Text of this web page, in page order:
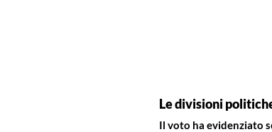
Le divisioni
Il voto ha evidenziato